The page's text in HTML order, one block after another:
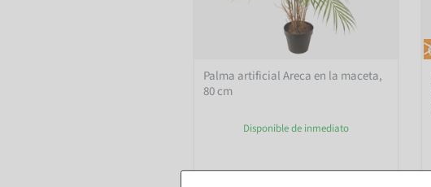
Palma artificial Areca en la maceta,
80 cm
Disponible de inmediato
35,64 €